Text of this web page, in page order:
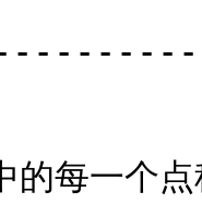
每一个点